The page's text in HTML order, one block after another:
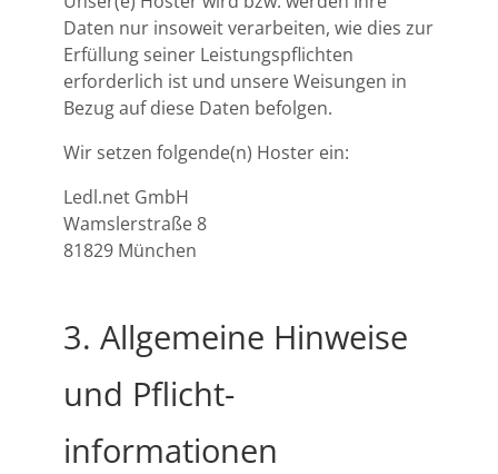
Daten nur insoweit verarbeiten, wie dies zur
Erfüllung seiner Leistungspflichten
erforderlich ist und unsere Weisungen in
Bezug auf diese Daten befolgen.
Wir setzen folgende(n) Hoster ein:
Ledl.net GmbH
Wamslerstraße 8
81829 München
3. Allgemeine Hinweise
und Pflicht­
informationen